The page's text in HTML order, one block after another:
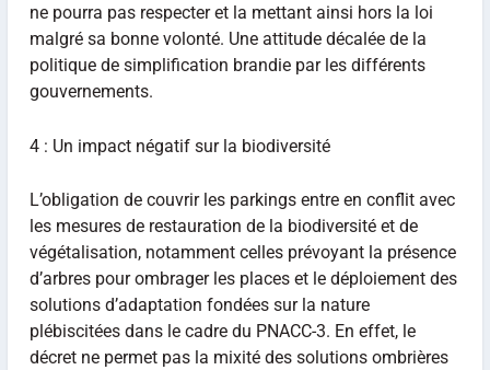
ne pourra pas respecter et la mettant ainsi hors la loi
malgré sa bonne volonté. Une attitude décalée de la
politique de simplification brandie par les différents
gouvernements.
4 : Un impact négatif sur la biodiversité
L’obligation de couvrir les parkings entre en conflit avec
les mesures de restauration de la biodiversité et de
végétalisation, notamment celles prévoyant la présence
d’arbres pour ombrager les places et le déploiement des
solutions d’adaptation fondées sur la nature
plébiscitées dans le cadre du PNACC-3. En effet, le
décret ne permet pas la mixité des solutions ombrières